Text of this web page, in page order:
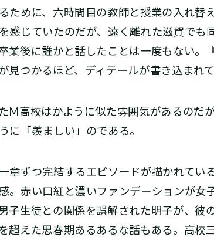
ために、六時間目の教師と授業の入れ替
感じていたのだが、遠く離れた滋賀でも
業後に誰かと話したことは一度もない。
見つかるほど、ディテールが書き込まれて
M高校はかように似た雰囲気があるのだ
に「羨ましい」のである。
章ずつ完結するエピソードが描かれて
。赤い口紅と濃いファンデーションが女
子生徒との関係を誤解された明子が、彼
超えた思春期あるあるな話もある。高校